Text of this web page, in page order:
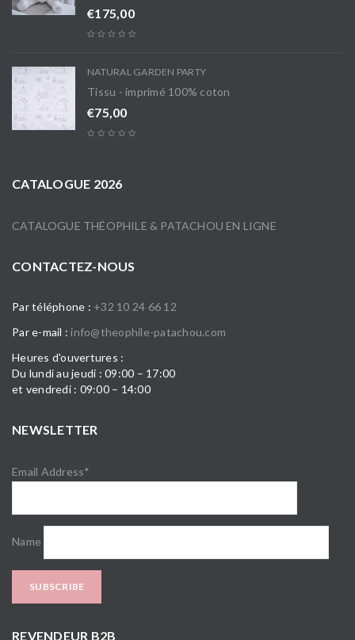
€175,00
NATURAL GARDEN PARTY
Tissu - imprimé 100% coton
€75,00
CATALOGUE 2026
CATALOGUE THÉOPHILE & PATACHOU EN LIGNE
CONTACTEZ-NOUS
Par téléphone : +32 10 24 66 12
Par e-mail : info@theophile-patachou.com
Heures d'ouvertures :
Du lundi au jeudi : 09:00 – 17:00
et vendredi : 09:00 – 14:00
NEWSLETTER
Email Address*
Name
REVENDEUR B2B